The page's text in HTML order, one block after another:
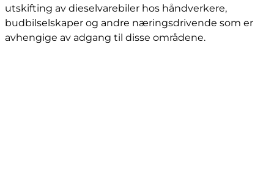
utskifting av dieselvarebiler hos håndverkere,
budbilselskaper og andre næringsdrivende som er
avhengige av adgang til disse områdene.